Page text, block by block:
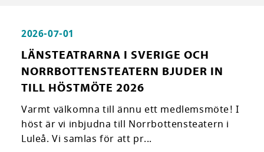
2026-07-01
LÄNSTEATRARNA I SVERIGE OCH
NORRBOTTENSTEATERN BJUDER IN
TILL HÖSTMÖTE 2026
Varmt välkomna till ännu ett medlemsmöte! I
höst är vi inbjudna till Norrbottensteatern i
Luleå. Vi samlas för att pr...